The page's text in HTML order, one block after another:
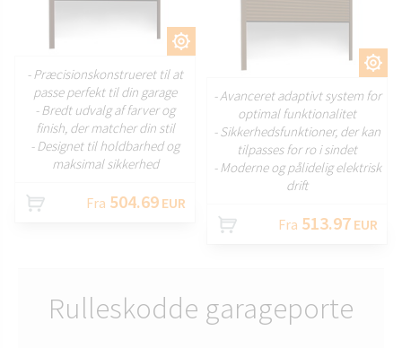
TILPAS
- Præcisionskonstrueret til at
passe perfekt til din garage
- Bredt udvalg af farver og
finish, der matcher din stil
- Designet til holdbarhed og
maksimal sikkerhed
Fra 504.69 EUR
TILPAS
- Avanceret adaptivt system for
optimal funktionalitet
- Sikkerhedsfunktioner, der kan
tilpasses for ro i sindet
- Moderne og pålidelig elektrisk
drift
Fra 513.97 EUR
Rulleskodde garageporte